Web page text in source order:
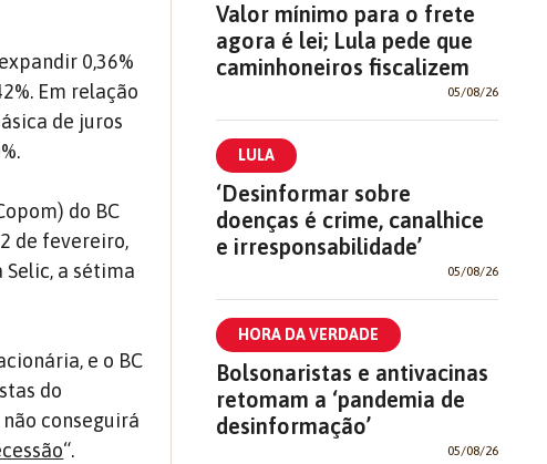
0,36%
Em relação
de juros
do BC
de fevereiro,
a sétima
e o BC
do
conseguirá
“.
Valor mínimo para o frete
agora é lei; Lula pede que
caminhoneiros fiscalizem
05/08/26
LULA
‘Desinformar sobre
doenças é crime, canalhice
e irresponsabilidade’
05/08/26
HORA DA VERDADE
Bolsonaristas e antivacinas
retomam a ‘pandemia de
desinformação’
05/08/26